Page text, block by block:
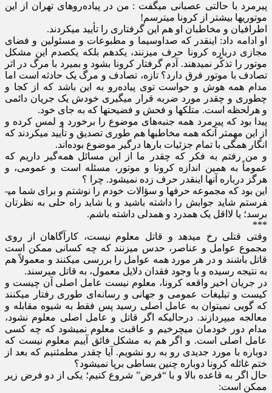
پیرمرد با حالتی عصبانی می­گفت : من در پیاده­‌روهای تهران از این
موتوری­ها بیشتر از کرونا می­ترسم!
اطرافیان و مخاطبان او هم این گرفتاری را تأیید می­کردند.
او ادامه داد: اینقدر که صداوسیما و مطبوعات و مسئولین و فضای
مجازی درباره کرونا حرف می­زنند، یک­دهم بلکه یک­صدم این مشکل
موتور را تذکّر نمی­دهند. آدم گرفتار کرونا بشود و بمیرد با مرگ در اثر
تصادف با موتور فرق دارد؟ تازه، تصادف و مرگ یک حادثه است اما
مدام همه هوش و حواست توی پیاده­‌رو به این باشد که از کجا و
چطوری و چقدر مورد ضربه قرار می­گیری خودش یک جریان دائمی
و هرلحظه است. متلکها و فحش و فضیحت­ها که به جای خود.
پیدا بود که پیرمرد همه جنبه­‌های موضوع را برخورد و لمس کرده و
از این مهمتر آنکه همه مخاطب­ها هم طوری تصدیق و تأیید می­کردند که
انگار همگی با تمام جزئیات بارها درگیر موضوع بوده­‌اند.
و من رفتم به فکر که چقدر ما از این مسائل همه­‌گیر داریم که
عموماً به همین اندازه کرونا و موتور، مسئله است و عمومی، و
هرگز درباره آنها اینقدر حرف زده نمی­شود. چرا ؟
این بود که مجموعه حرف­ها و سؤالات خودم را نوشتم و برای شما می­
فرستم شاید جوابش را داشته باشید و یا شاید راه حلی به نظرتان
برسد؛ یا لااقل یک همدرد و همدلی داشته باشم.
***
وقتی قتلی رخ می­دهد و قاتل معلوم نیست، کارآگاهان از روی
مجموع عوامل و عناصر، حدس می­زنند که چه کسانی ممکن است
قاتل باشند و در هر مورد همه عوامل را بررسی می­کنند و معمولاً هم
به نتیجه رسیده و با وجود فقدان دلایل معمول، به قاتل می­رسند.
در جریان اخیر واقعه کرونا، معلوم نیست عامل اصلی آن چیست و
کیست و تبلیغات عمومی و جهانی و رسانه‌­ای طوری رفتار می­کنند
که گویی نمی­توان به عامل اصلی رسید پس فقط به شیوه مقابله و
معالجه می­پردازند. درحالیکه اگر قاتل و عامل اصلی معلوم نشود،
مدام دور خودمان می­چرخیم و عاقبت معلوم نمی­شود که چه کسی
عامل اصلی است. و اگر هم به مشکل فائق آییم معلوم نیست که
دوباره با مورد جدیدی رو به رو نشویم. آیا چقدر مطمئنیم که بعد از
ختم غائله کرونا دوباره چنین بساطی برپا نمی­شود؟
حال اگر به قاعده بالا و با “فرض” شروع کنیم؛ یکی از دو فرض زیر
ممکن است: